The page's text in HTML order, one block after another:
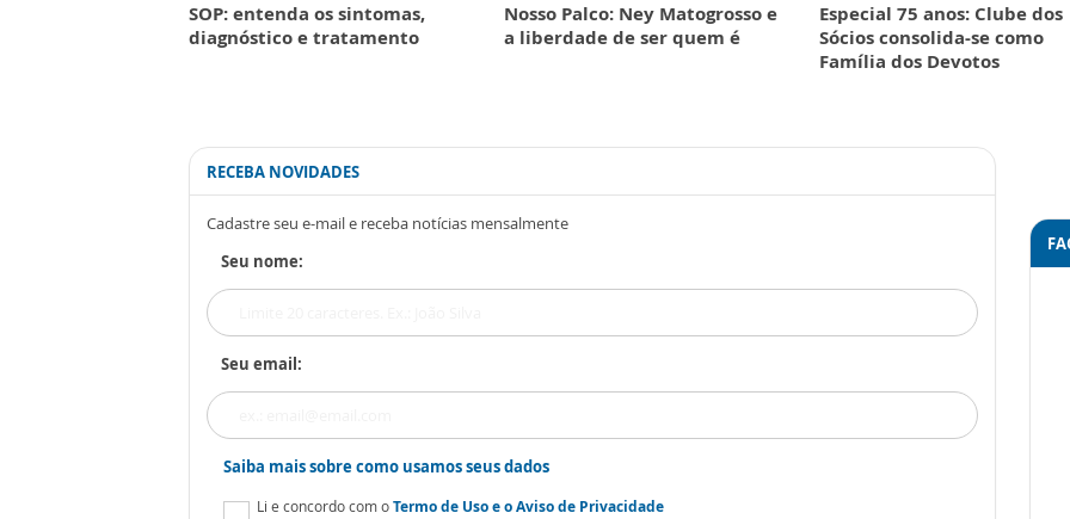
SOP: entenda os sintomas,
diagnóstico e tratamento
Nosso Palco: Ney Matogrosso e
a liberdade de ser quem é
Especial 75 anos: Clube dos
Sócios consolida-se como
Família dos Devotos
RECEBA NOVIDADES
Cadastre seu e-mail e receba notícias mensalmente
Seu nome:
Seu email:
Saiba mais sobre como usamos seus dados
Li e concordo com oTermo de Usoe oAviso de Privacidade